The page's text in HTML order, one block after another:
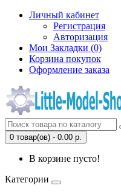
Личный кабинет
Регистрация
Авторизация
Мои Закладки (0)
Корзина покупок
Оформление заказа
0 товар(ов) - 0.00 р.
В корзине пусто!
Категории